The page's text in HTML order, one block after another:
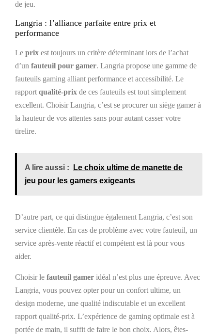
de jeu.
Langria : l’alliance parfaite entre prix et
performance
Le prix est toujours un critère déterminant lors de l’achat
d’un fauteuil pour gamer. Langria propose une gamme de
fauteuils gaming alliant performance et accessibilité. Le
rapport qualité-prix de ces fauteuils est tout simplement
excellent. Choisir Langria, c’est se procurer un siège gamer à
la hauteur de vos attentes sans pour autant casser votre
tirelire.
A lire aussi :
Le choix ultime de manette de
jeu pour les gamers exigeants
D’autre part, ce qui distingue également Langria, c’est son
service clientèle. En cas de problème avec votre fauteuil, un
service après-vente réactif et compétent est là pour vous
aider.
Choisir le fauteuil gamer idéal n’est plus une épreuve. Avec
Langria, vous pouvez opter pour un confort ultime, un
design moderne, une qualité indiscutable et un excellent
rapport qualité-prix. L’expérience de gaming optimale est à
portée de main, il suffit de faire le bon choix. Alors, êtes-